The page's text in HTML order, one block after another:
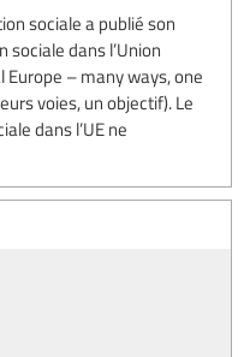
sociale a publié son
dans l’Union
– many ways, one
voies, un objectif). Le
dans l’UE ne